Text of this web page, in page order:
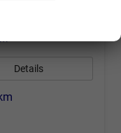
Details